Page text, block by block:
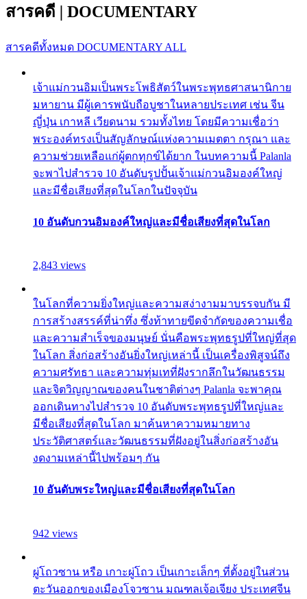
สารคดี | DOCUMENTARY
สารคดีทั้งหมด DOCUMENTARY ALL
เจ้าแม่กวนอิมเป็นพระโพธิสัตว์ในพระพุทธศาสนานิกาย
มหายาน มีผู้เคารพนับถือบูชาในหลายประเทศ เช่น จีน
ญี่ปุ่น เกาหลี เวียดนาม รวมทั้งไทย โดยมีความเชื่อว่า
พระองค์ทรงเป็นสัญลักษณ์แห่งความเมตตา กรุณา และ
ความช่วยเหลือแก่ผู้ตกทุกข์ได้ยาก ในบทความนี้ Palanla
จะพาไปสำรวจ 10 อันดับรูปปั้นเจ้าแม่กวนอิมองค์ใหญ่
และมีชื่อเสียงที่สุดในโลกในปัจจุบัน
10 อันดับกวนอิมองค์ใหญ่และมีชื่อเสียงที่สุดในโลก
2,843 views
ในโลกที่ความยิ่งใหญ่และความสง่างามมาบรรจบกัน มี
การสร้างสรรค์ที่น่าทึ่ง ซึ่งท้าทายขีดจำกัดของความเชื่อ
และความสำเร็จของมนุษย์ นั่นคือพระพุทธรูปที่ใหญ่ที่สุด
ในโลก สิ่งก่อสร้างอันยิ่งใหญ่เหล่านี้ เป็นเครื่องพิสูจน์ถึง
ความศรัทธา และความทุ่มเทที่ฝังรากลึกในวัฒนธรรม
และจิตวิญญาณของคนในชาติต่างๆ Palanla จะพาคุณ
ออกเดินทางไปสำรวจ 10 อันดับพระพุทธรูปที่ใหญ่และ
มีชื่อเสียงที่สุดในโลก มาค้นหาความหมายทาง
ประวัติศาสตร์และวัฒนธรรมที่ฝังอยู่ในสิ่งก่อสร้างอัน
งดงามเหล่านี้ไปพร้อมๆ กัน
10 อันดับพระใหญ่และมีชื่อเสียงที่สุดในโลก
942 views
ผู่โถวซาน หรือ เกาะผู่โถว เป็นเกาะเล็กๆ ที่ตั้งอยู่ในส่วน
ตะวันออกของเมืองโจวซาน มณฑลเจ้อเจียง ประเทศจีน